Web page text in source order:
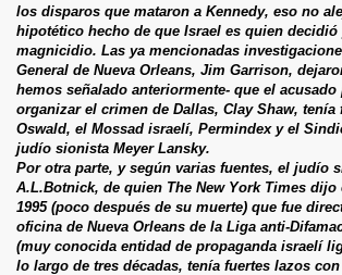
los disparos que mataron a Kennedy, eso no
hipotético hecho de que Israel es quien
magnicidio. Las ya mencionadas
General de Nueva Orleans, Jim Garrison,
hemos señalado anteriormente- que el
organizar el crimen de Dallas, Clay Shaw, tenía
Oswald, el Mossad israelí, Permindex y el
judío sionista Meyer Lansky.
Por otra parte, y según varias fuentes, el judío
A.L.Botnick, de quien The New York Times dijo
1995 (poco después de su muerte) que fue
oficina de Nueva Orleans de la Liga anti-
(muy conocida entidad de propaganda israelí
lo largo de tres décadas, tenía fuertes lazos